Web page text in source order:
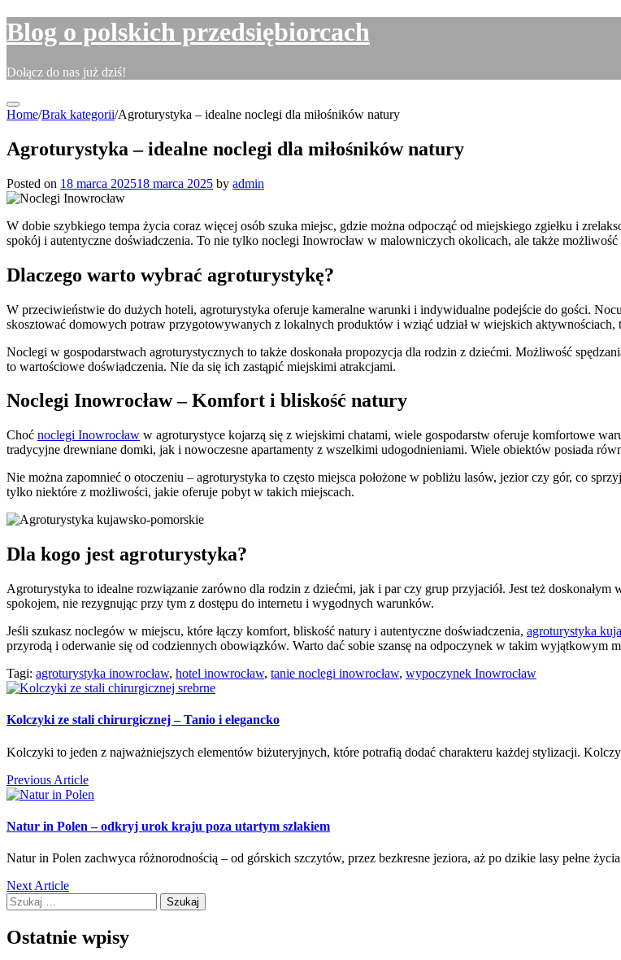
Skip
to
Blog o polskich przedsiębiorcach
Dołącz do nas już dziś!
Home/Brak kategorii/Agroturystyka – idealne noclegi dla miłośników natury
Agroturystyka – idealne noclegi dla miłośników natury
Posted on 18 marca 202518 marca 2025 by admin
W dobie szybkiego tempa życia coraz więcej osób szuka miejsc, gdzie można odpocząć od miejskiego zgiełku i
spokój i autentyczne doświadczenia. To nie tylko noclegi Inowrocław w malowniczych okolicach, ale także
Dlaczego warto wybrać agroturystykę?
W przeciwieństwie do dużych hoteli, agroturystyka oferuje kameralne warunki i indywidualne podejście do gości.
skosztować domowych potraw przygotowywanych z lokalnych produktów i wziąć udział w wiejskich
Noclegi w gospodarstwach agroturystycznych to także doskonała propozycja dla rodzin z dziećmi. Możliwość
to wartościowe doświadczenia. Nie da się ich zastąpić miejskimi atrakcjami.
Noclegi Inowrocław – Komfort i bliskość natury
Choć noclegi Inowrocław w agroturystyce kojarzą się z wiejskimi chatami, wiele gospodarstw oferuje komfortowe
tradycyjne drewniane domki, jak i nowoczesne apartamenty z wszelkimi udogodnieniami. Wiele obiektów posiada
Nie można zapomnieć o otoczeniu – agroturystyka to często miejsca położone w pobliżu lasów, jezior czy gór, co
tylko niektóre z możliwości, jakie oferuje pobyt w takich miejscach.
Dla kogo jest agroturystyka?
Agroturystyka to idealne rozwiązanie zarówno dla rodzin z dziećmi, jak i par czy grup przyjaciół. Jest też
spokojem, nie rezygnując przy tym z dostępu do internetu i wygodnych warunków.
Jeśli szukasz noclegów w miejscu, które łączy komfort, bliskość natury i autentyczne doświadczenia, agroturystyka
przyrodą i oderwanie się od codziennych obowiązków. Warto dać sobie szansę na odpoczynek w takim wyjątkowym
Tagi: agroturystyka inowrocław, hotel inowrocław, tanie noclegi inowrocław, wypoczynek Inowrocław
Kolczyki ze stali chirurgicznej – Tanio i elegancko
Kolczyki to jeden z najważniejszych elementów biżuteryjnych, które potrafią dodać charakteru każdej stylizacji.
Previous Article
Natur in Polen – odkryj urok kraju poza utartym szlakiem
Natur in Polen zachwyca różnorodnością – od górskich szczytów, przez bezkresne jeziora, aż po dzikie lasy pełne
Next Article
Szukaj:
Ostatnie wpisy